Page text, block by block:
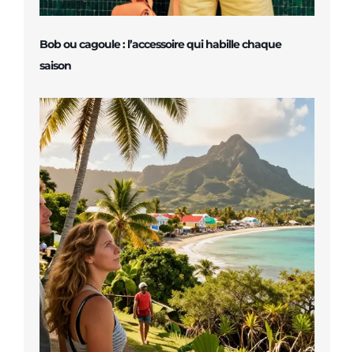
Bob ou cagoule : l’accessoire qui habille chaque
saison